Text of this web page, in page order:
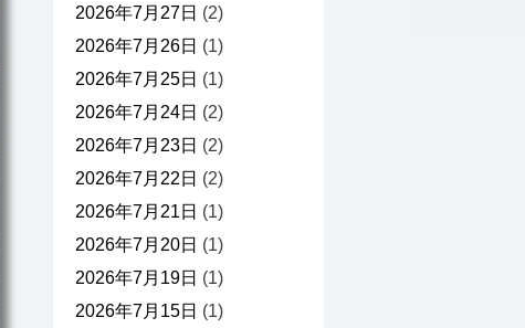
2026年7月27日 (2)
2026年7月26日 (1)
2026年7月25日 (1)
2026年7月24日 (2)
2026年7月23日 (2)
2026年7月22日 (2)
2026年7月21日 (1)
2026年7月20日 (1)
2026年7月19日 (1)
2026年7月15日 (1)